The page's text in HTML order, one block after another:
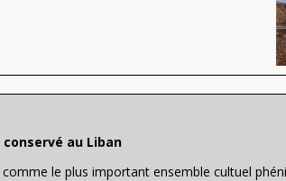
au Liban
le plus important ensemble cultuel